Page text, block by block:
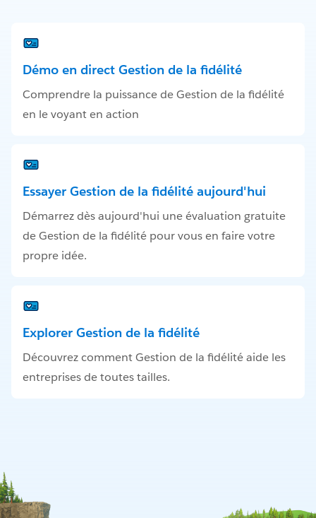
Démo en direct Gestion de la fidélité
Comprendre la puissance de Gestion de la fidélité
en le voyant en action
Essayer Gestion de la fidélité aujourd'hui
Démarrez dès aujourd'hui une évaluation gratuite
de Gestion de la fidélité pour vous en faire votre
propre idée.
Explorer Gestion de la fidélité
Découvrez comment Gestion de la fidélité aide les
entreprises de toutes tailles.